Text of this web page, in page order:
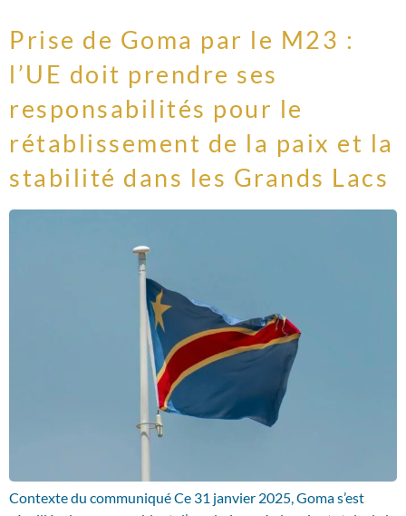
Prise de Goma par le M23 :
l’UE doit prendre ses
responsabilités pour le
rétablissement de la paix et la
stabilité dans les Grands Lacs
Contexte du communiqué Ce 31 janvier 2025, Goma s’est